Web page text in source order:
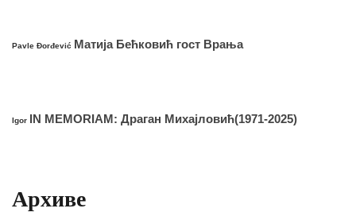
Pavle Đorđević Матија Бећковић гост Врања
Igor IN MEMORIAM: Драган Михајловић(1971-2025)
Архиве